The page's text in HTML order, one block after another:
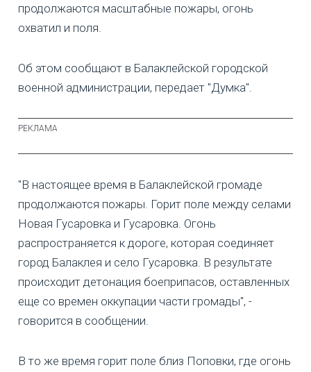
продолжаются масштабные пожары, огонь
охватил и поля.
Об этом сообщают в Балаклейской городской
военной администрации, передает "Думка".
"В настоящее время в Балаклейской громаде
продолжаются пожары. Горит поле между селами
Новая Гусаровка и Гусаровка. Огонь
распространяется к дороге, которая соединяет
город Балаклея и село Гусаровка. В результате
происходит детонация боеприпасов, оставленных
еще со времен оккупации части громады", -
говорится в сообщении.
В то же время горит поле близ Поповки, где огонь